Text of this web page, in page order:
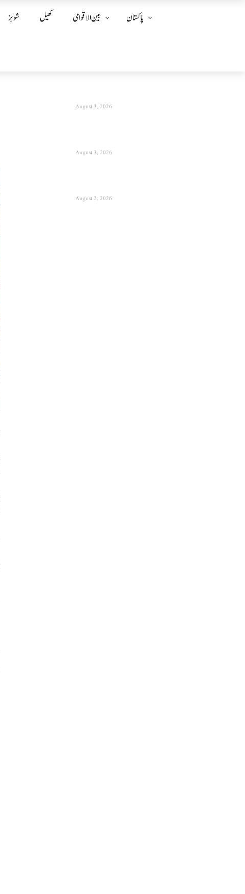
شوبز کھیل بین الا قوامی پاکستان
August 3, 2026
August 3, 2026
August 2, 2026